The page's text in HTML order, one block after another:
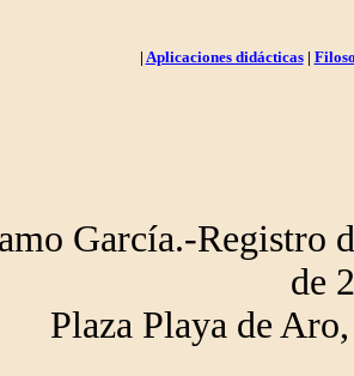
| Aplicaciones didácticas|
García.-Registro
de
Plaza Playa de